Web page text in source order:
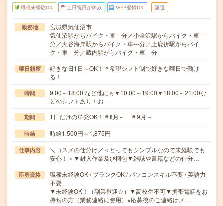
職種未経験OK 土日祝日が休み WEB登録OK 派遣
勤務地
宮城県気仙沼市
気仙沼駅からバイク・車---分／小金沢駅からバイク・車---
分／大谷海岸駅からバイク・車---分／上鹿折駅からバイ
ク・車---分／蔵内駅からバイク・車---分
曜日頻度
好きな日1日～OK！＊希望シフト制で好きな曜日で働け
る！
時間
9:00～18:00 など他にも▼10:00～19:00▼18:00～21:00な
どのシフトあり！お…
期間 1日だけの単発OK！＃8月～ ＃9月～
時給 時給1,500円～1,875円
仕事内容
＼コスメの仕分け／＜とってもシンプルなので未経験でも
安心！＞▼封入作業及び梱包▼雑誌や書籍などの仕分…
応募資格
職種未経験OK / ブランクOK / パソコンスキル不要 / 英語力
不要
▼未経験OK！（副業歓迎☆）▼高校生不可▼携帯電話をお
持ちの方（業務連絡に使用）※応募後のご連絡はメ…